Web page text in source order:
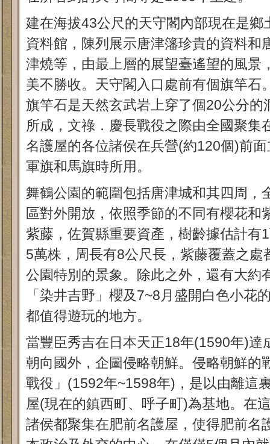
建在海拔43公尺的天守閣內部現在是鄉
資料館，陳列展示唐津籓珍貴的資料和
津燒等，由最上層的展望臺遙望的風景
美不勝收。天守閣入口處前有個旗竿石
旗竿石是天然玄武岩上穿了個20公分的
所成，文祿．慶長戰役之際由全國聚集
名護屋的各位諸侯在兵營(約120個)前面
軍旗和馬旗時所用。
舞鶴公園的範圍包括唐津城和其四周，
區對外開放，依照季節的不同有櫻花和
紫藤，佐賀縣重要資產，樹齡據估計有
5萬株，周長有8公尺長，紫藤覆蓋之處
公園特別的景象。除此之外，還有大約
「染井吉野」櫻及7~8月盛開白色小花
都值得遊玩的地方。
當豐臣秀吉在日本天正18年(1590年)達
朝向國外，企圖侵略朝鮮。侵略朝鮮的
戰役」(1592年~1598年)，是以由離這
屋(現在的鎮西町、呼子町)為基地。在
諸侯都聚集在肥前名護屋，使得肥前名